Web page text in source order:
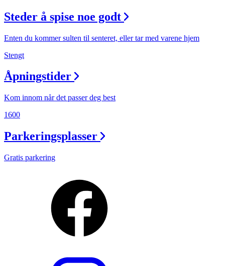
Steder å spise noe godt
Enten du kommer sulten til senteret, eller tar med varene hjem
Stengt
Åpningstider
Kom innom når det passer deg best
1600
Parkeringsplasser
Gratis parkering